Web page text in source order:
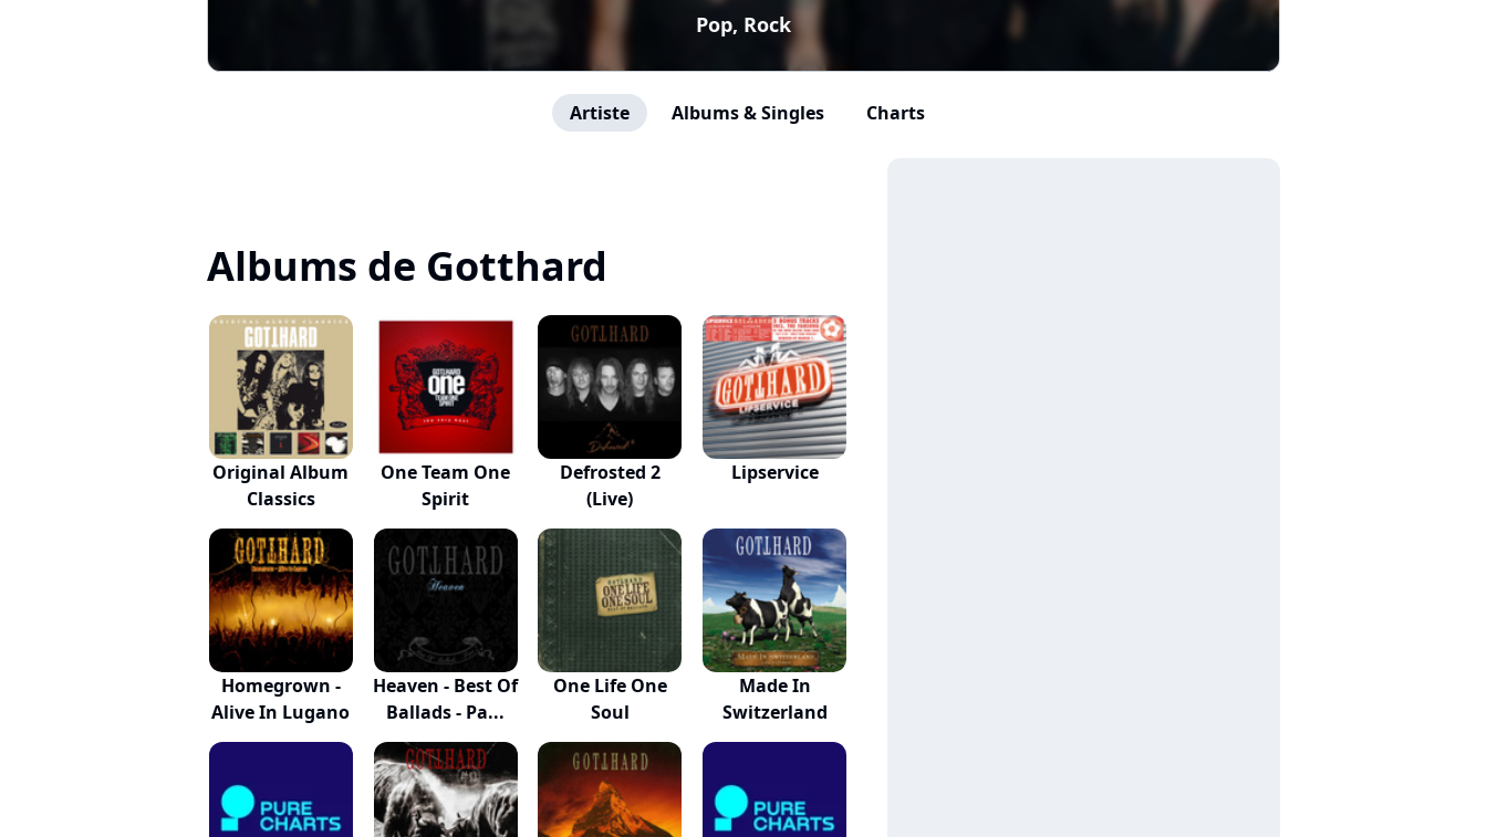
Pop, Rock
Artiste Albums & Singles Charts
Albums de Gotthard
Original Album
Classics
One Team One
Spirit
Defrosted 2
(Live)
Lipservice
Homegrown -
Alive In Lugano
Heaven - Best Of
Ballads - Pa...
One Life One
Soul
Made In
Switzerland